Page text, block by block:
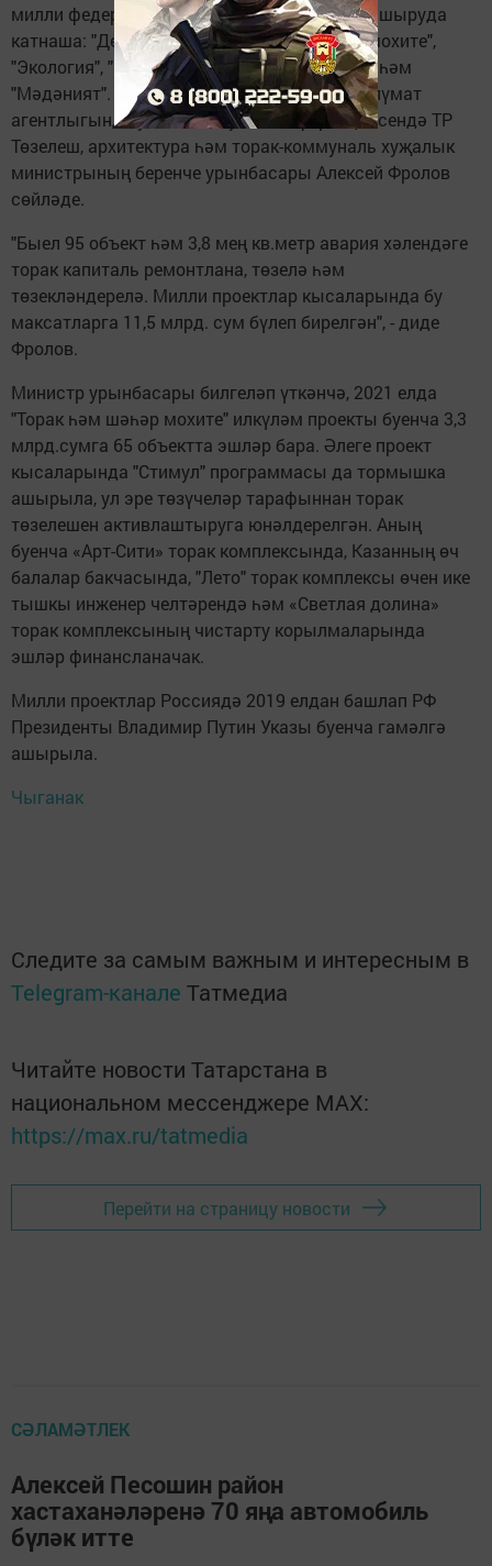
милли федераль программаны тормышка ашыруда
катнаша: "Демография", "Торак һәм шәһәр мохите",
"Экология", "Мәгариф", "Сәламәтлек саклау" һәм
"Мәдәният". Бу хакта «Татар-информ» мәгълүмат
агентлыгында узган матбугат конференциясендә ТР
Төзелеш, архитектура һәм торак-коммуналь хуҗалык
министрының беренче урынбасары Алексей Фролов
сөйләде.
"Быел 95 объект һәм 3,8 мең кв.метр авария хәлендәге
торак капиталь ремонтлана, төзелә һәм
төзекләндерелә. Милли проектлар кысаларында бу
максатларга 11,5 млрд. сум бүлеп бирелгән", - диде
Фролов.
Министр урынбасары билгеләп үткәнчә, 2021 елда
"Торак һәм шәһәр мохите" илкүләм проекты буенча 3,3
млрд.сумга 65 объектта эшләр бара. Әлеге проект
кысаларында "Стимул" программасы да тормышка
ашырыла, ул эре төзүчеләр тарафыннан торак
төзелешен активлаштыруга юнәлдерелгән. Аның
буенча «Арт-Сити» торак комплексында, Казанның өч
балалар бакчасында, "Лето" торак комплексы өчен ике
тышкы инженер челтәрендә һәм «Светлая долина»
торак комплексының чистарту корылмаларында
эшләр финансланачак.
Милли проектлар Россиядә 2019 елдан башлап РФ
Президенты Владимир Путин Указы буенча гамәлгә
ашырыла.
Чыганак
Следите за самым важным и интересным в
Telegram-канале Татмедиа
Читайте новости Татарстана в
национальном мессенджере MАХ:
https://max.ru/tatmedia
Перейти на страницу новости
СӘЛАМӘТЛЕК
Алексей Песошин район
хастаханәләренә 70 яңа автомобиль
бүләк итте